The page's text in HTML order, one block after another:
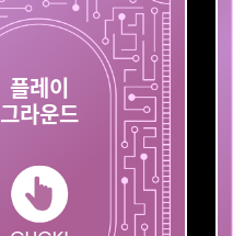
플레이
그라운드